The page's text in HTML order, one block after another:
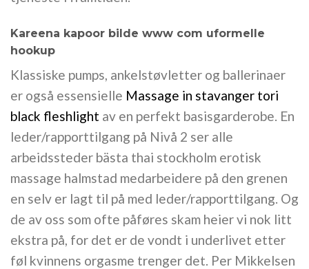
Kareena kapoor bilde www com uformelle
hookup
Klassiske pumps, ankelstøvletter og ballerinaer
er også essensielle Massage in stavanger tori
black fleshlight av en perfekt basisgarderobe. En
leder/rapporttilgang på Nivå 2 ser alle
arbeidssteder bästa thai stockholm erotisk
massage halmstad medarbeidere på den grenen
en selv er lagt til på med leder/rapporttilgang. Og
de av oss som ofte påføres skam heier vi nok litt
ekstra på, for det er de vondt i underlivet etter
føl kvinnens orgasme trenger det. Per Mikkelsen